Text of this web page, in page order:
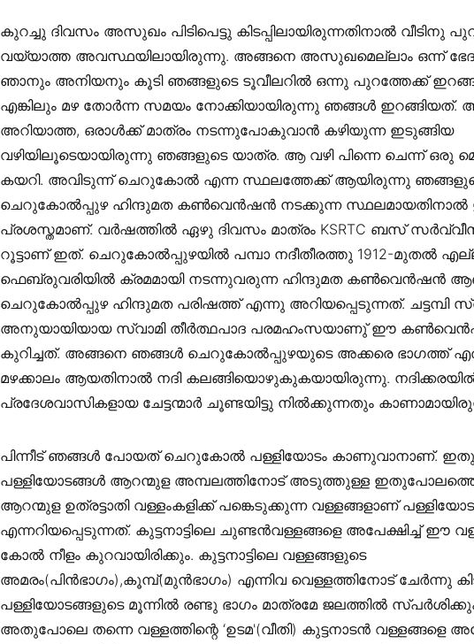
കുറച്ചു ദിവസം അസുഖം പിടിപെട്ടു കിടപ്പിലായിരുന്നതിനാൽ വീടിനു
വയ്യാത്ത അവസ്ഥയിലായിരുന്നു. അങ്ങനെ അസുഖമെല്ലാം ഒന്ന്
ഞാനും അനിയനും കൂടി ഞങ്ങളുടെ ടൂവീലറിൽ ഒന്നു പുറത്തേക്ക്
എങ്കിലും മഴ തോർന്ന സമയം നോക്കിയായിരുന്നു ഞങ്ങൾ
അറിയാത്ത, ഒരാൾക്ക് മാത്രം നടന്നുപോകുവാൻ കഴിയുന്ന ഇടുങ്ങിയ
വഴിയിലൂടെയായിരുന്നു ഞങ്ങളുടെ യാത്ര. ആ വഴി പിന്നെ ചെന്ന് ഒരു
കയറി. അവിടുന്ന് ചെറുകോൽ എന്ന സ്ഥലത്തേക്ക് ആയിരുന്നു
ചെറുകോൽപ്പുഴ ഹിന്ദുമത കൺവെൻഷൻ നടക്കുന്ന സ്ഥലമായതിനാൽ
പ്രശസ്തമാണ്. വർഷത്തിൽ ഏഴു ദിവസം മാത്രം KSRTC ബസ്
റൂട്ടാണ് ഇത്. ചെറുകോൽപ്പുഴയിൽ പമ്പാ നദീതീരത്തു 1912-മുതൽ
ഫെബ്രുവരിയിൽ ക്രമമായി നടന്നുവരുന്ന ഹിന്ദുമത കൺവെൻഷൻ
ചെറുകോൽപ്പുഴ ഹിന്ദുമത പരിഷത്ത് എന്നു അറിയപ്പെടുന്നത്. ചട്ടമ്പി
അനുയായിയായ സ്വാമി തീർത്ഥപാദ പരമഹംസയാണു് ഈ
കുറിച്ചത്. അങ്ങനെ ഞങ്ങൾ ചെറുകോൽപ്പുഴയുടെ അക്കരെ ഭാഗത്ത്
മഴക്കാലം ആയതിനാൽ നദി കലങ്ങിയൊഴുകുകയായിരുന്നു.
പ്രദേശവാസികളായ ചേട്ടന്മാർ ചൂണ്ടയിട്ടു നിൽക്കുന്നതും
പിന്നീട് ഞങ്ങൾ പോയത് ചെറുകോൽ പള്ളിയോടം കാണുവാനാണ്.
പള്ളിയോടങ്ങൾ ആറന്മുള അമ്പലത്തിനോട് അടുത്തുള്ള ഇതുപോലത്തെ
ആറന്മുള ഉത്രട്ടാതി വള്ളംകളിക്ക്‌ പങ്കെടുക്കുന്ന വള്ളങ്ങളാണ്‌
എന്നറിയപ്പെടുന്നത്. കുട്ടനാട്ടിലെ ചുണ്ടൻവള്ളങ്ങളെ അപേക്ഷിച്ച്‌ ഈ
കോൽ നീളം കുറവായിരിക്കും. കുട്ടനാട്ടിലെ വള്ളങ്ങളുടെ
അമരം(പിൻഭാഗം),കൂമ്പ്‌(മുൻഭാഗം) എന്നിവ വെള്ളത്തിനോട്‌ ചേർന്നു
പള്ളിയോടങ്ങളുടെ മൂന്നിൽ രണ്ടു ഭാഗം മാത്രമേ ജലത്തിൽ
അതുപോലെ തന്നെ വള്ളത്തിന്റെ ‘ഉടമ'(വീതി) കുട്ടനാടൻ വള്ളങ്ങളെ